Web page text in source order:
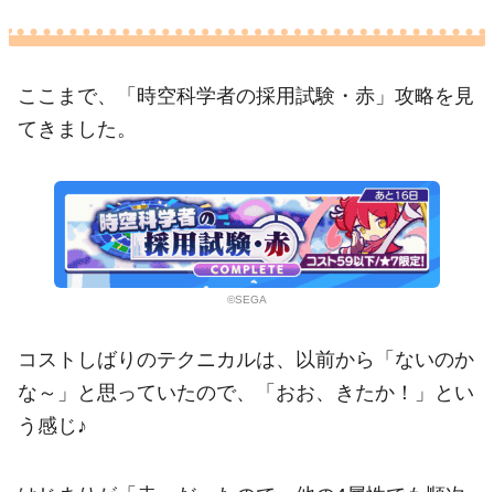
ここまで、「時空科学者の採用試験・赤」攻略を見
てきました。
©SEGA
コストしばりのテクニカルは、以前から「ないのか
な～」と思っていたので、「おお、きたか！」とい
う感じ♪